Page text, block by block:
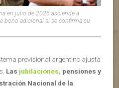
en julio de 2026 asciende a
bono adicional si se confirma su
previsional argentino ajusta
Las jubilaciones, pensiones y
Nacional de la